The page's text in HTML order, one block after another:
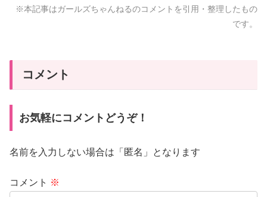
※本記事はガールズちゃんねるのコメントを引用・整理したもの
です。
コメント
お気軽にコメントどうぞ！
名前を入力しない場合は「匿名」となります
コメント ※